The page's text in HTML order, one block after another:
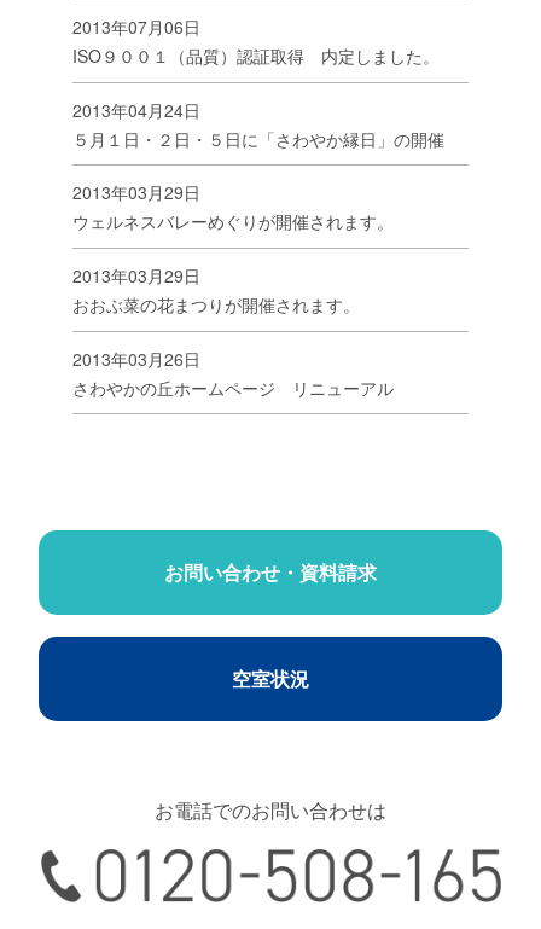
2013年07月06日
ISO９００１（品質）認証取得 内定しました。
2013年04月24日
５月１日・２日・５日に「さわやか縁日」の開催
2013年03月29日
ウェルネスバレーめぐりが開催されます。
2013年03月29日
おおぶ菜の花まつりが開催されます。
2013年03月26日
さわやかの丘ホームページ リニューアル
お問い合わせ・資料請求
空室状況
お電話でのお問い合わせは
0120-508-165